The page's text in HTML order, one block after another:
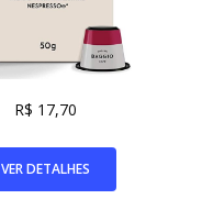
R$ 17,70
VER DETALHES